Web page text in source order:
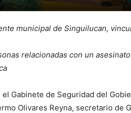
municipal de Singuilucan,
relacionadas con un
Gabinete de Seguridad del
Olivares Reyna, secretario de